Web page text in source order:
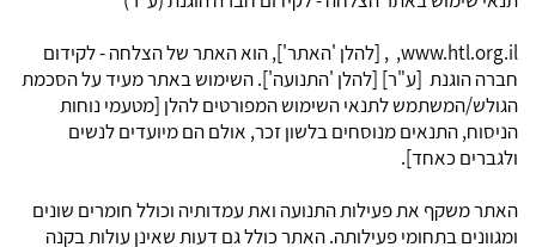
www.htl.org.il, , [להלן 'האתר'], הוא האתר של הצלחה - לקידום
חברה הוגנת [ע"ר] [להלן 'התנועה']. השימוש באתר מעיד על הסכמת
הגולש/המשתמש לתנאי השימוש המפורטים להלן [מטעמי נוחות
הניסוח, התנאים מנוסחים בלשון זכר, אולם הם מיועדים לנשים
ולגברים כאחד].
האתר משקף את פעילות התנועה ואת עמדותיה וכולל חומרים שונים
ומגוונים בתחומי פעילותה. האתר כולל גם דעות שאינן עולות בקנה